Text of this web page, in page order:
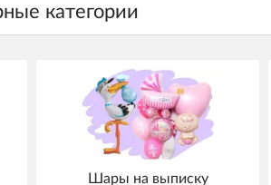
Шары на выписку